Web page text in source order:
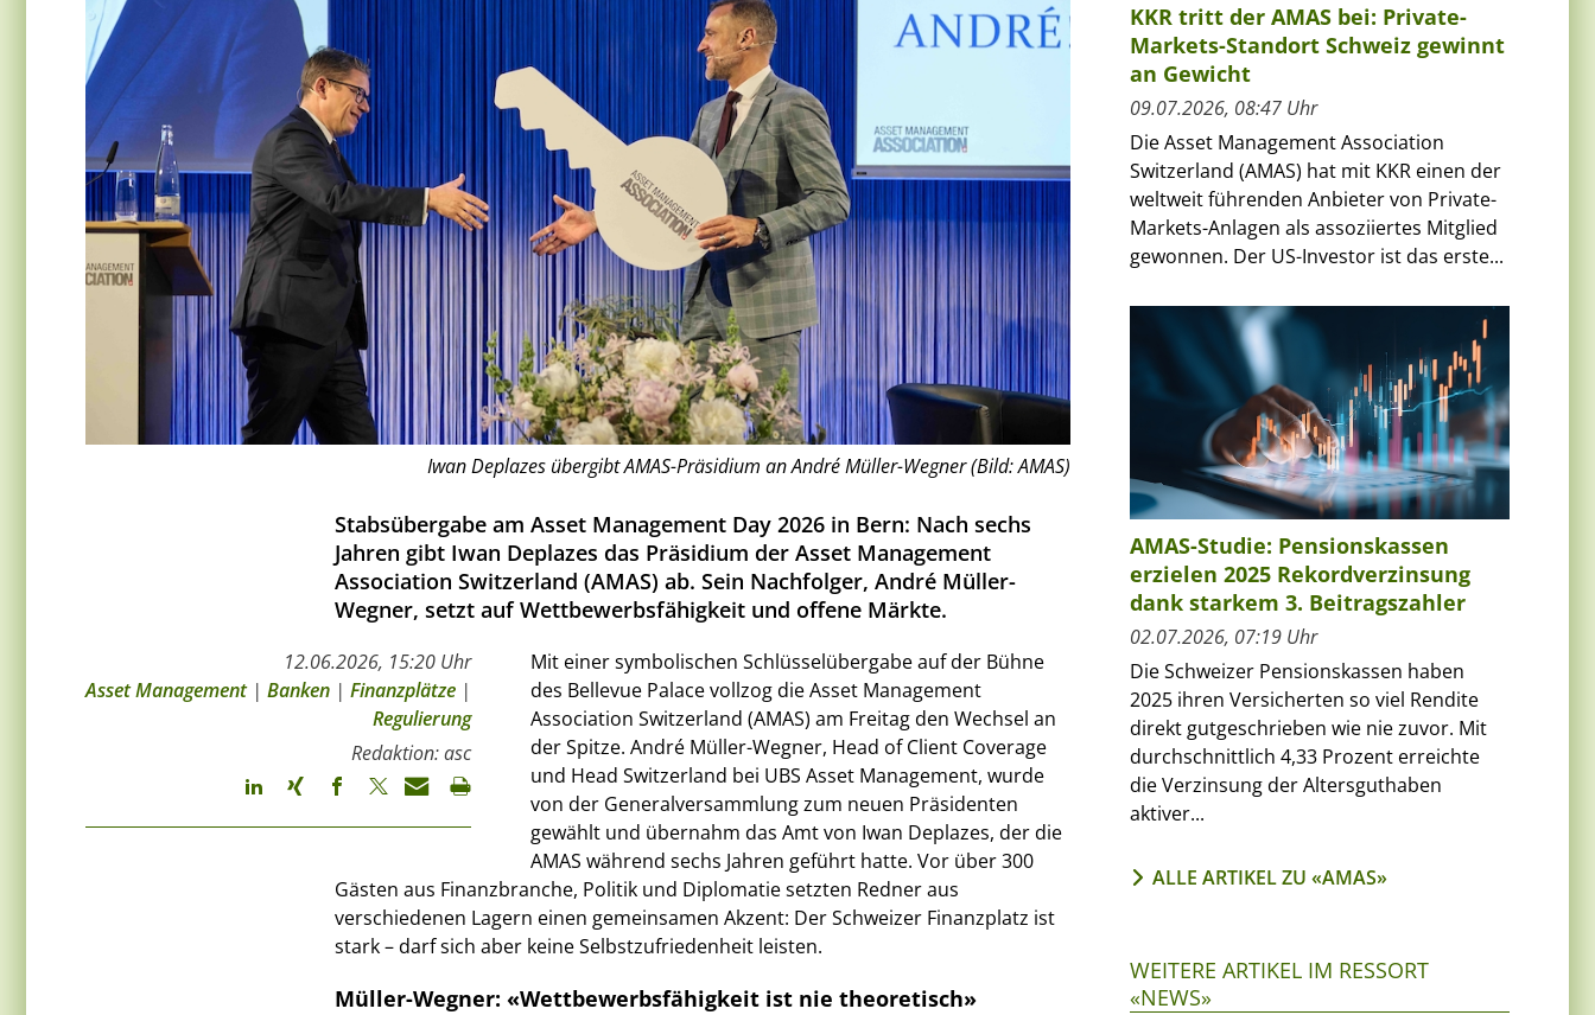
Iwan Deplazes übergibt AMAS-Präsidium an André Müller-Wegner (Bild: AMAS)
Stabsübergabe am Asset Management Day 2026 in Bern: Nach sechs
Jahren gibt Iwan Deplazes das Präsidium der Asset Management
Association Switzerland (AMAS) ab. Sein Nachfolger, André Müller-
Wegner, setzt auf Wettbewerbsfähigkeit und offene Märkte.
12.06.2026, 15:20 Uhr
Asset Management| Banken | Finanzplätze |
Regulierung
Redaktion: asc
Mit einer symbolischen Schlüsselübergabe auf der Bühne
des Bellevue Palace vollzog die Asset Management
Association Switzerland (AMAS) am Freitag den Wechsel an
der Spitze. André Müller-Wegner, Head of Client Coverage
und Head Switzerland bei UBS Asset Management, wurde
von der Generalversammlung zum neuen Präsidenten
gewählt und übernahm das Amt von Iwan Deplazes, der die
AMAS während sechs Jahren geführt hatte. Vor über 300
Gästen aus Finanzbranche, Politik und Diplomatie setzten Redner aus
verschiedenen Lagern einen gemeinsamen Akzent: Der Schweizer Finanzplatz ist
stark – darf sich aber keine Selbstzufriedenheit leisten.
Müller-Wegner: «Wettbewerbsfähigkeit ist nie theoretisch»
KKR tritt der AMAS bei: Private-
Markets-Standort Schweiz gewinnt
an Gewicht
09.07.2026, 08:47 Uhr
Die Asset Management Association
Switzerland (AMAS) hat mit KKR einen der
weltweit führenden Anbieter von Private-
Markets-Anlagen als assoziiertes Mitglied
gewonnen. Der US-Investor ist das erste...
AMAS-Studie: Pensionskassen
erzielen 2025 Rekordverzinsung
dank starkem 3. Beitragszahler
02.07.2026, 07:19 Uhr
Die Schweizer Pensionskassen haben
2025 ihren Versicherten so viel Rendite
direkt gutgeschrieben wie nie zuvor. Mit
durchschnittlich 4,33 Prozent erreichte
die Verzinsung der Altersguthaben
aktiver...
ALLE ARTIKEL ZU «AMAS»
WEITERE ARTIKEL IM RESSORT
«NEWS»